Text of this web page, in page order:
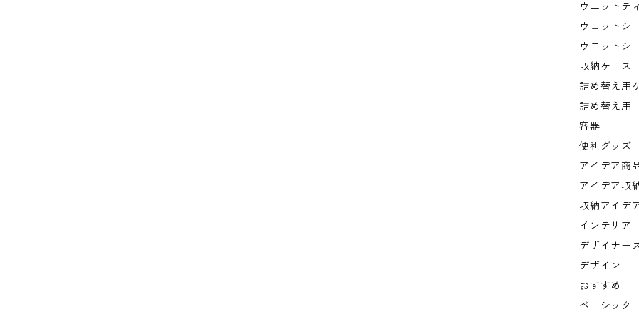
ウエットテ
ウェットシ
ウエットシ
収納ケース
詰め替え用
詰め替え用
容器
便利グッズ
アイデア商
アイデア収
収納アイデ
インテリア
デザイナー
デザイン
おすすめ
ベーシック